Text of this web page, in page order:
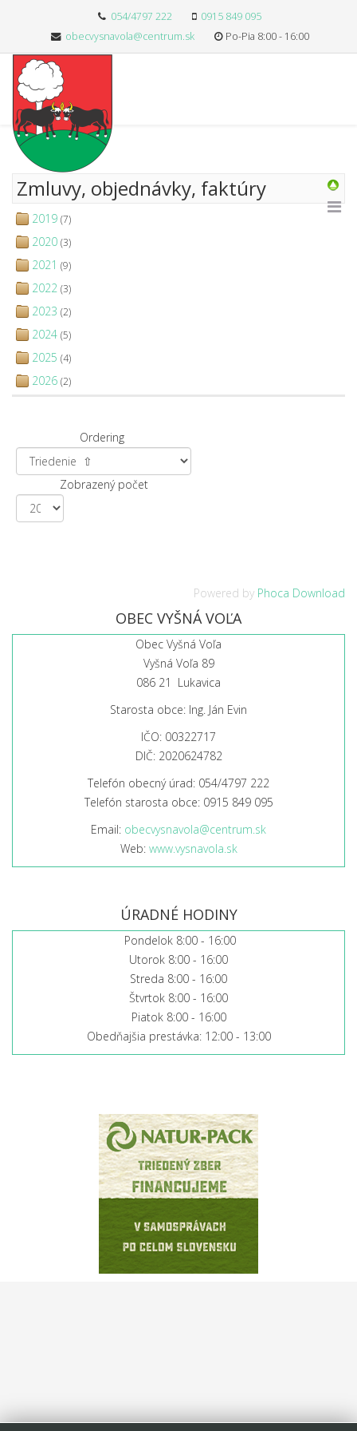
054/4797 222
0915 849 095
obecvysnavola@centrum.sk
Po-Pia 8:00 - 16:00
Zmluvy, objednávky, faktúry
2019 (7)
2020 (3)
2021 (9)
2022 (3)
2023 (2)
2024 (5)
2025 (4)
2026 (2)
Ordering
Zobrazený počet
Powered by Phoca Download
OBEC VYŠNÁ VOĽA
Obec Vyšná Voľa
Vyšná Voľa 89
086 21 Lukavica
Starosta obce: Ing. Ján Evin
IČO: 00322717
DIČ: 2020624782
Telefón obecný úrad: 054/4797 222
Telefón starosta obce: 0915 849 095
Email: obecvysnavola@centrum.sk
Web: www.vysnavola.sk
ÚRADNÉ HODINY
Pondelok 8:00 - 16:00
Utorok 8:00 - 16:00
Streda 8:00 - 16:00
Štvrtok 8:00 - 16:00
Piatok 8:00 - 16:00
Obedňajšia prestávka: 12:00 - 13:00